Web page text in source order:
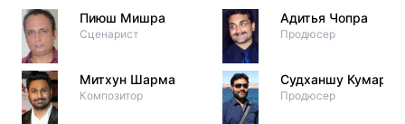
Пиюш Мишра
Сценарист
Митхун Шарма
Композитор
Адитья Чопра
Продюсер
Судханшу Кумар
Продюсер